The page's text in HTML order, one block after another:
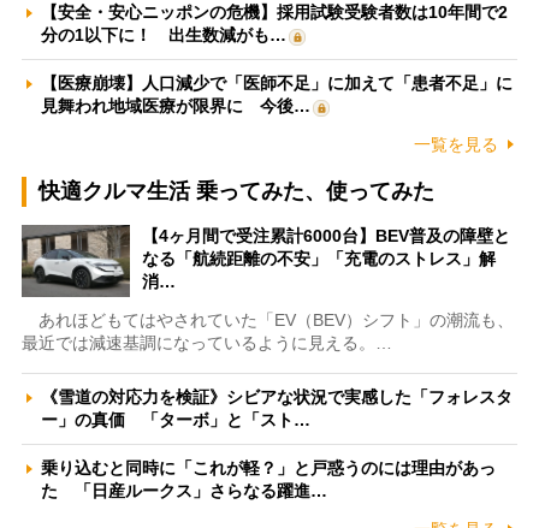
【安全・安心ニッポンの危機】採用試験受験者数は10年間で2
分の1以下に！ 出生数減がも…
【医療崩壊】人口減少で「医師不足」に加えて「患者不足」に
見舞われ地域医療が限界に 今後…
一覧を見る
快適クルマ生活 乗ってみた、使ってみた
【4ヶ月間で受注累計6000台】BEV普及の障壁と
なる「航続距離の不安」「充電のストレス」解
消…
あれほどもてはやされていた「EV（BEV）シフト」の潮流も、
最近では減速基調になっているように見える。…
《雪道の対応力を検証》シビアな状況で実感した「フォレスタ
ー」の真価 「ターボ」と「スト…
乗り込むと同時に「これが軽？」と戸惑うのには理由があっ
た 「日産ルークス」さらなる躍進…